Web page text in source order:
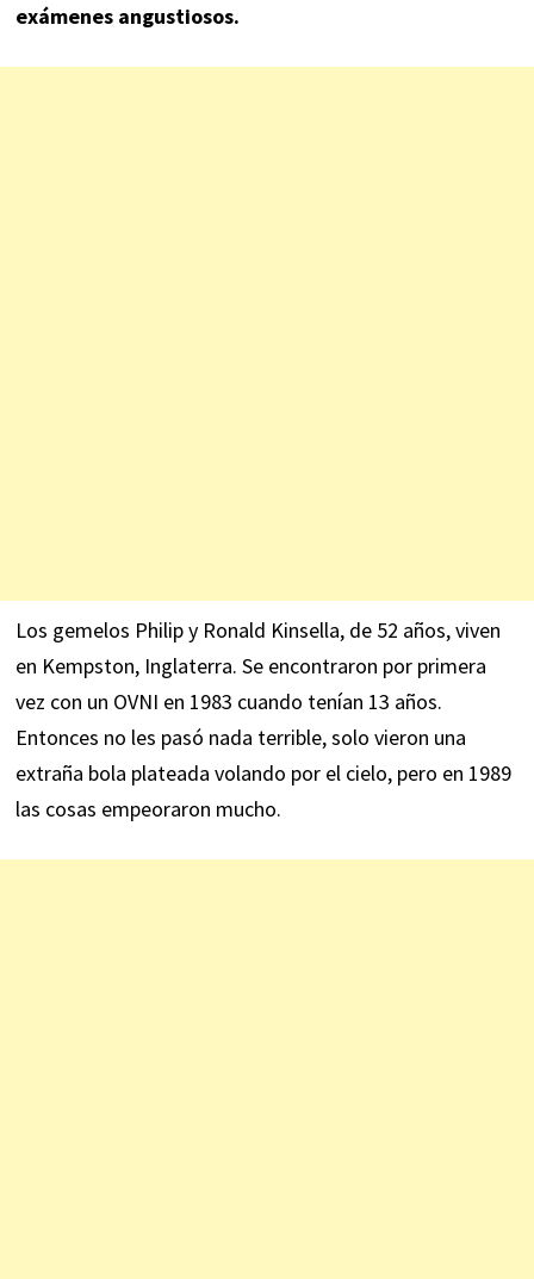
exámenes angustiosos.
Los gemelos Philip y Ronald Kinsella, de 52 años, viven
en Kempston, Inglaterra. Se encontraron por primera
vez con un OVNI en 1983 cuando tenían 13 años.
Entonces no les pasó nada terrible, solo vieron una
extraña bola plateada volando por el cielo, pero en 1989
las cosas empeoraron mucho.